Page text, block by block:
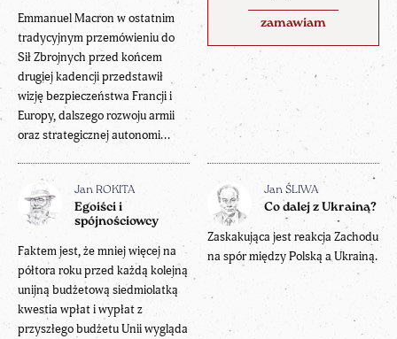
zamawiam
Emmanuel Macron w ostatnim
tradycyjnym przemówieniu do
Sił Zbrojnych przed końcem
drugiej kadencji przedstawił
wizję bezpieczeństwa Francji i
Europy, dalszego rozwoju armii
oraz strategicznej autonomi...
Jan ROKITA
Egoiści i
spójnościowcy
Faktem jest, że mniej więcej na
półtora roku przed każdą kolejną
unijną budżetową siedmiolatką
kwestia wpłat i wypłat z
przyszłego budżetu Unii wygląda
Jan ŚLIWA
Co dalej z Ukrainą?
Zaskakująca jest reakcja Zachodu
na spór między Polską a Ukrainą.